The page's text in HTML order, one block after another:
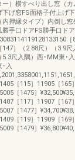
ー）横すべり出し窓（
下げ窓FS面格子付上げ
（内押縁タイプ）内倒し
勝手口ドアFS勝手口ド
［
［147］（2.88尺）（3.9
（5.3尺入隅）西･MM東･
･入
［115］11905［165
［1475］
［117］11907［167
［1477］
［119］11909［169
［1479］